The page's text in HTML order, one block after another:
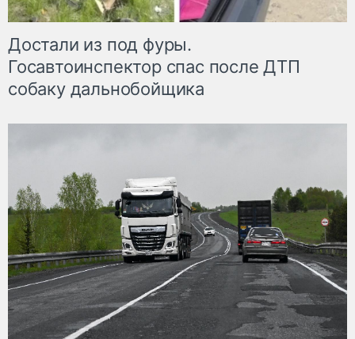
Достали из под фуры.
Госавтоинспектор спас после ДТП
собаку дальнобойщика